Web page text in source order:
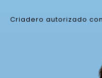
Criadero autorizado con